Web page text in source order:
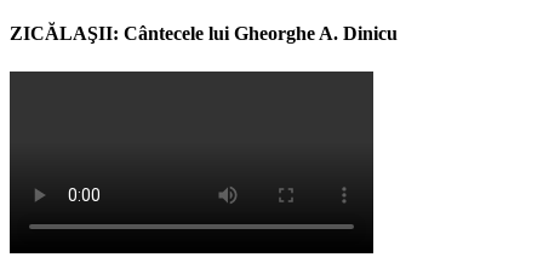
ZICĂLAŞII: Cântecele lui Gheorghe A. Dinicu